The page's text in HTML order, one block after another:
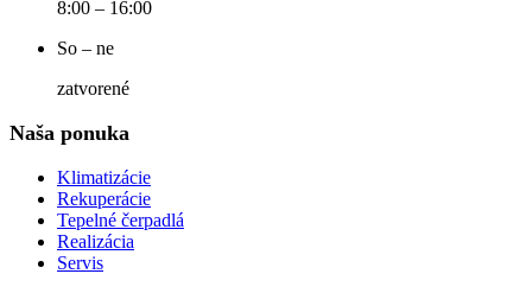
8:00 – 16:00
So – ne
zatvorené
Naša ponuka
Klimatizácie
Rekuperácie
Tepelné čerpadlá
Realizácia
Servis